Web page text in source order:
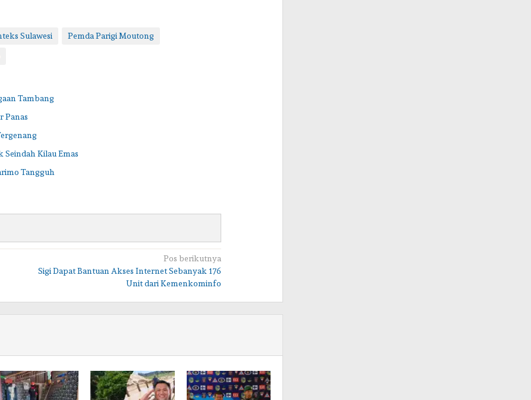
Sulawesi Pemda Parigi Moutong
Tambang
Panas
Seindah Kilau Emas
Tangguh
Pos berikutnya
Sigi Dapat Bantuan Akses Internet Sebanyak 176
Unit dari Kemenkominfo